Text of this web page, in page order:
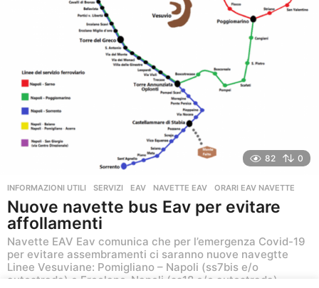
82 0
INFORMAZIONI UTILI ,SERVIZI EAV ,NAVETTE EAV ,ORARI EAV NAVETTE
Nuove navette bus Eav per evitare
affollamenti
Navette EAV Eav comunica che per l’emergenza Covid-19
per evitare assembramenti ci saranno nuove navegtte
Linee Vesuviane: Pomigliano – Napoli (ss7bis e/o
autostrada) e Ercolano-Napoli (ss18 e/o autostrada)